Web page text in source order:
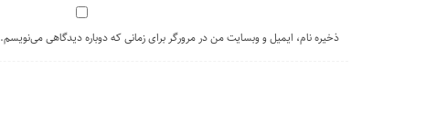
ذخیره نام، ایمیل و وبسایت من در مرورگر برای زمانی که دوباره دیدگاهی می‌نویسم.